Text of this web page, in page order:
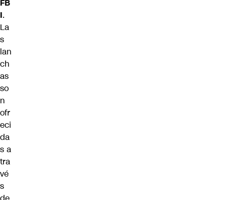
FB
I.
La
s
lan
ch
as
so
n
ofr
eci
da
s a
tra
vé
s